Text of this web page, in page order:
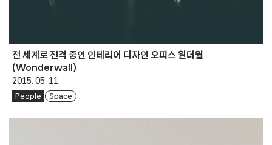
전 세계로 진격 중인 인테리어 디자인 오피스 원더월
(Wonderwall)
2015. 05. 11
People Space